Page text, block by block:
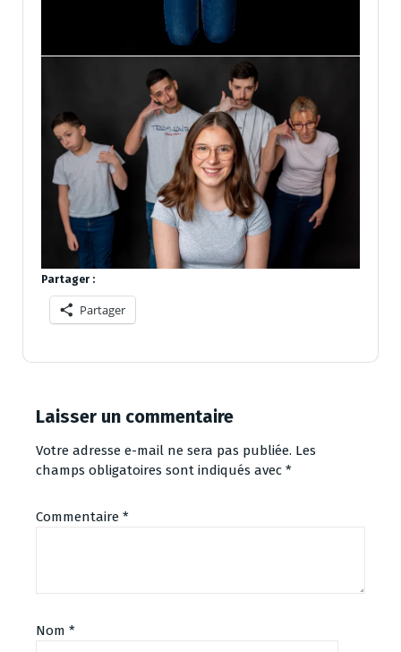
Partager :
Partager
Laisser un commentaire
Votre adresse e-mail ne sera pas publiée. Les
champs obligatoires sont indiqués avec *
Commentaire *
Nom *